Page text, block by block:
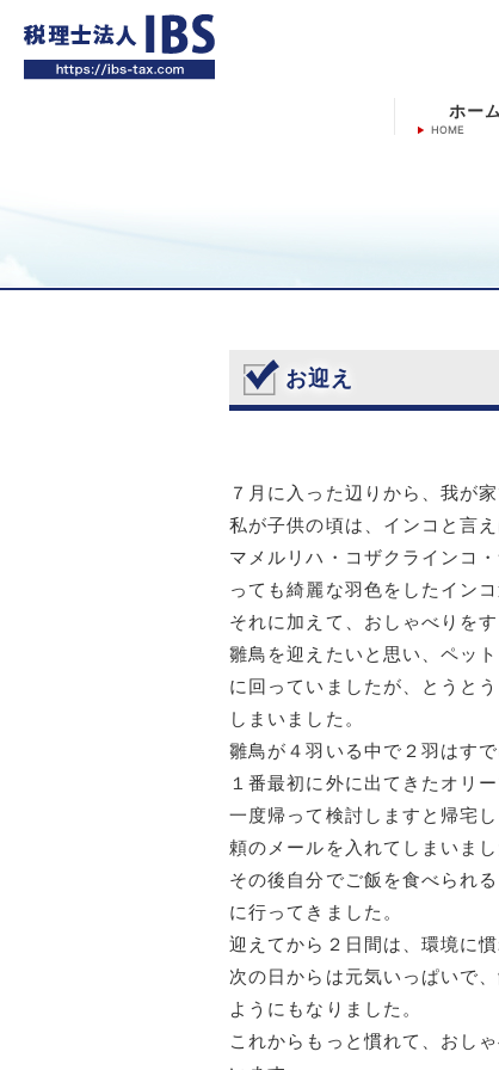
ホーム
お迎え
７月に入った辺りから、我が
私が子供の頃は、インコと言
マメルリハ・コザクラインコ
っても綺麗な羽色をしたイ ン
それに加えて、おしゃべりを
雛鳥を迎えたいと思い、ペッ
に回っていましたが、とうと
しまいました。
雛鳥が４羽いる中で２羽はす
１番最初に外に出てきたオリ
一度帰って検討しますと帰宅
頼のメールを入れてしまいまし
その後自分でご飯を食べられ
に行ってきました。
迎えてから２日間は、環境に
次の日からは元気いっぱいで
ようにもなりました。
これからもっと慣れて、おし